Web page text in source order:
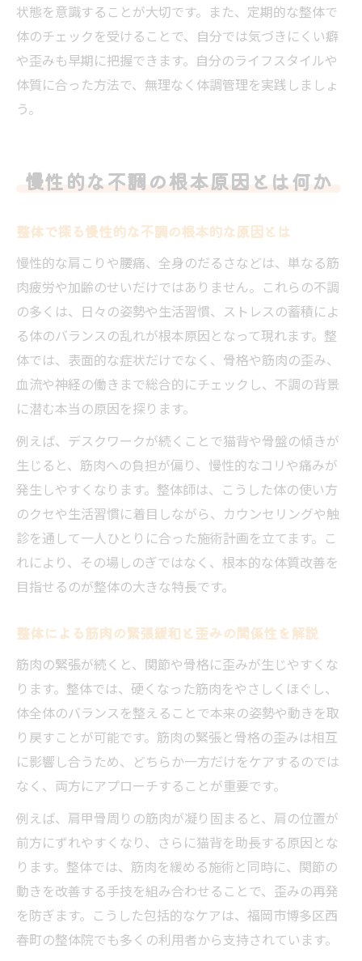
状態を意識することが大切です。また、定期的な整体で
体のチェックを受けることで、自分では気づきにくい癖
や歪みも早期に把握できます。自分のライフスタイルや
体質に合った方法で、無理なく体調管理を実践しましょ
う。
慢性的な不調の根本原因とは何か
整体で探る慢性的な不調の根本的な原因とは
慢性的な肩こりや腰痛、全身のだるさなどは、単なる筋
肉疲労や加齢のせいだけではありません。これらの不調
の多くは、日々の姿勢や生活習慣、ストレスの蓄積によ
る体のバランスの乱れが根本原因となって現れます。整
体では、表面的な症状だけでなく、骨格や筋肉の歪み、
血流や神経の働きまで総合的にチェックし、不調の背景
に潜む本当の原因を探ります。
例えば、デスクワークが続くことで猫背や骨盤の傾きが
生じると、筋肉への負担が偏り、慢性的なコリや痛みが
発生しやすくなります。整体師は、こうした体の使い方
のクセや生活習慣に着目しながら、カウンセリングや触
診を通して一人ひとりに合った施術計画を立てます。こ
れにより、その場しのぎではなく、根本的な体質改善を
目指せるのが整体の大きな特長です。
整体による筋肉の緊張緩和と歪みの関係性を解説
筋肉の緊張が続くと、関節や骨格に歪みが生じやすくな
ります。整体では、硬くなった筋肉をやさしくほぐし、
体全体のバランスを整えることで本来の姿勢や動きを取
り戻すことが可能です。筋肉の緊張と骨格の歪みは相互
に影響し合うため、どちらか一方だけをケアするのでは
なく、両方にアプローチすることが重要です。
例えば、肩甲骨周りの筋肉が凝り固まると、肩の位置が
前方にずれやすくなり、さらに猫背を助長する原因とな
ります。整体では、筋肉を緩める施術と同時に、関節の
動きを改善する手技を組み合わせることで、歪みの再発
を防ぎます。こうした包括的なケアは、福岡市博多区西
春町の整体院でも多くの利用者から支持されています。